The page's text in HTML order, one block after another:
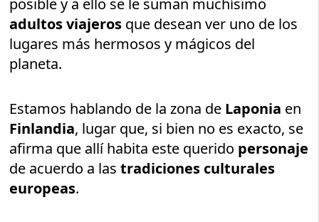
adultos viajeros que desean ver uno de los
lugares más hermosos y mágicos del
planeta.
Estamos hablando de la zona de Laponia en
Finlandia, lugar que, si bien no es exacto, se
afirma que allí habita este querido personaje
de acuerdo a lastradiciones culturales
europeas.